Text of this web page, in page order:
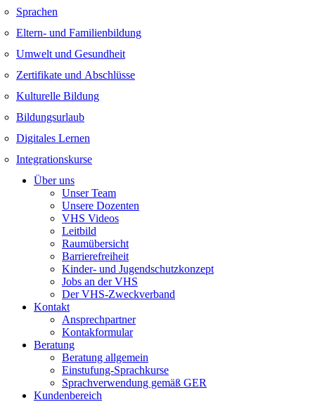
Sprachen
Eltern- und Familienbildung
Umwelt und Gesundheit
Zertifikate und Abschlüsse
Kulturelle Bildung
Bildungsurlaub
Digitales Lernen
Integrationskurse
Über uns
Unser Team
Unsere Dozenten
VHS Videos
Leitbild
Raumübersicht
Barrierefreiheit
Kinder- und Jugendschutzkonzept
Jobs an der VHS
Der VHS-Zweckverband
Kontakt
Ansprechpartner
Kontakformular
Beratung
Beratung allgemein
Einstufung-Sprachkurse
Sprachverwendung gemäß GER
Kundenbereich